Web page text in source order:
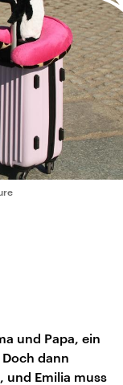
und Papa, ein
dann
und Emilia muss